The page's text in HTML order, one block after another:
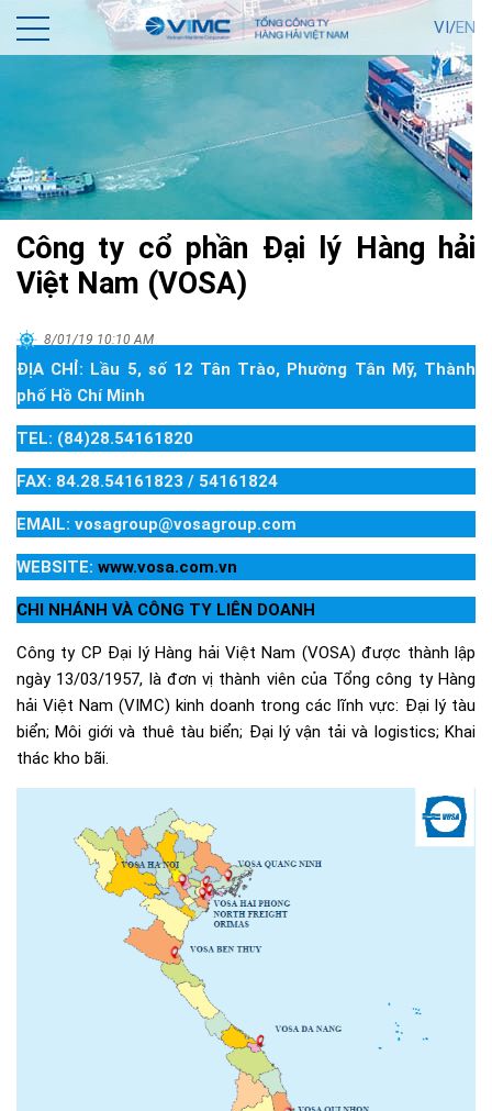
VI/EN
Công ty cổ phần Đại lý Hàng hải
Việt Nam (VOSA)
8/01/19 10:10 AM
ĐỊA CHỈ: Lầu 5, số 12 Tân Trào, Phường Tân Mỹ, Thành
phố Hồ Chí Minh
TEL: (84)28.54161820
FAX: 84.28.54161823 / 54161824
EMAIL: vosagroup@vosagroup.com
WEBSITE: www.vosa.com.vn
CHI NHÁNH VÀ CÔNG TY LIÊN DOANH
Công ty CP Đại lý Hàng hải Việt Nam (VOSA) được thành lập
ngày 13/03/1957, là đơn vị thành viên của Tổng công ty Hàng
hải Việt Nam (VIMC) kinh doanh trong các lĩnh vực: Đại lý tàu
biển; Môi giới và thuê tàu biển; Đại lý vận tải và logistics; Khai
thác kho bãi.